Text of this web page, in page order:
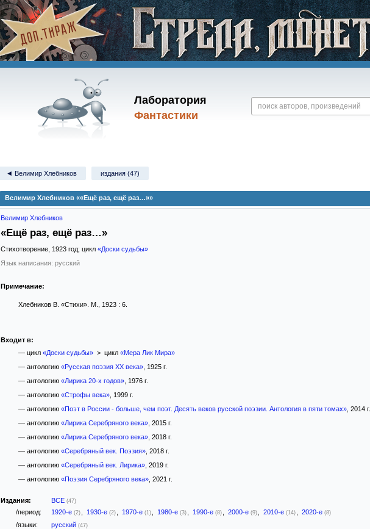
Лаборатория
Фантастики
◄ Велимир Хлебников издания (47)
Велимир Хлебников ««Ещё раз, ещё раз…»»
Велимир Хлебников
«Ещё раз, ещё раз…»
Стихотворение, 1923 год; цикл «Доски судьбы»
Язык написания: русский
Примечание:
Хлебников В. «Стихи». М., 1923 : 6.
Входит в:
— цикл «Доски судьбы»> цикл «Мера Лик Мира»
— антологию «Русская поэзия XX века», 1925 г.
— антологию «Лирика 20-х годов», 1976 г.
— антологию «Строфы века», 1999 г.
— антологию «Поэт в России - больше, чем поэт. Десять веков русской поэзии. Антология в пяти томах», 2014 г.
— антологию «Лирика Серебряного века», 2015 г.
— антологию «Лирика Серебряного века», 2018 г.
— антологию «Серебряный век. Поэзия», 2018 г.
— антологию «Серебряный век. Лирика», 2019 г.
— антологию «Поэзия Серебряного века», 2021 г.
Издания: ВСЕ (47)
/период: 1920-е (2) 1930-е (2) 1970-е (1) 1980-е (3) 1990-е (8) 2000-е (9) 2010-е (14) 2020-е (8)
/языки: русский (47)